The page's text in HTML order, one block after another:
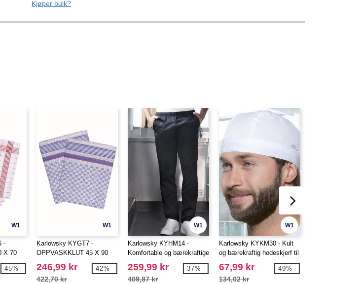
Kjøper bulk?
W1
-
X 70
-45%
W1
Karlowsky KYGT7 -
OPPVASKKLUT 45 X 90
CM
246,99 kr
422,70 kr
-42%
W1
Karlowsky KYHM14 -
Komfortable og bærekraftige
unisex arbeidsbukser
259,99 kr
409,87 kr
-37%
W1
Karlowsky KYKM30 - Kult
og bærekraftig hodeskjerf til
å knyte
67,99 kr
134,02 kr
-49%